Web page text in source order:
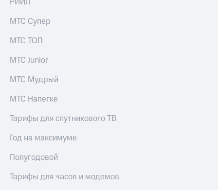
МТС Супер
МТС ТОП
МТС Junior
МТС Мудрый
МТС Налегке
Тарифы для спутникового ТВ
Год на максимуме
Полугодовой
Тарифы для часов и модемов